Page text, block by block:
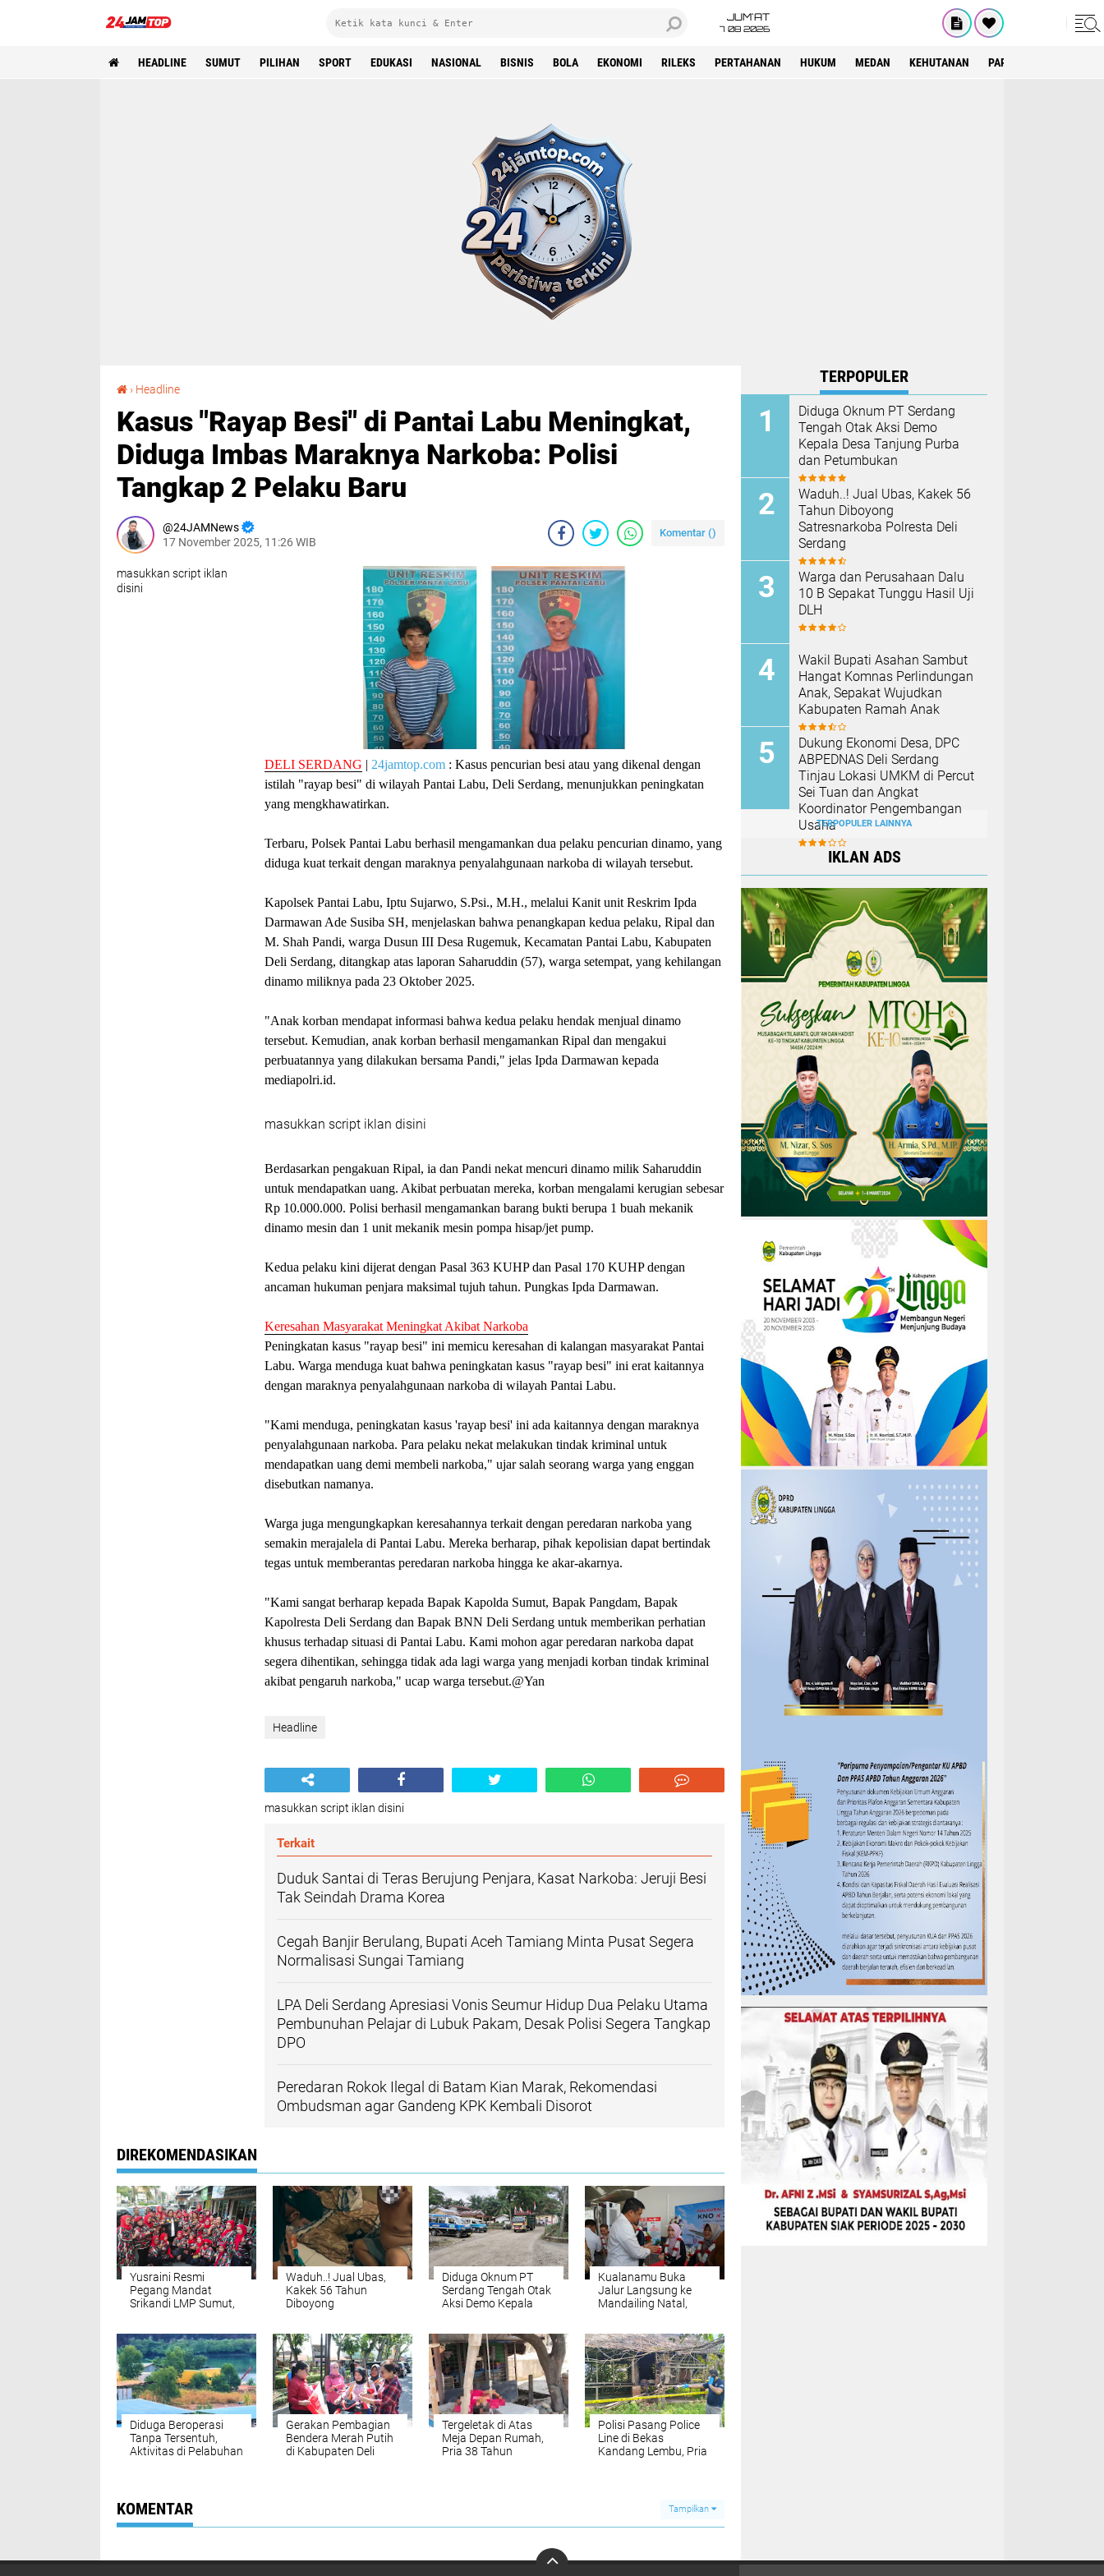
JUM'AT
7 08 2026
HEADLINE SUMUT PILIHAN SPORT EDUKASI NASIONAL BISNIS BOLA EKONOMI RILEKS PERTAHANAN HUKUM MEDAN KEHUTANAN PARIWISATA
› Headline
Kasus "Rayap Besi" di Pantai Labu Meningkat,
Diduga Imbas Maraknya Narkoba: Polisi
Tangkap 2 Pelaku Baru
24JAMNews
17 November 2025, 11:26 WIB
Komentar ()
masukkan script iklan
disini
DELI SERDANG | 24jamtop.com : Kasus pencurian besi atau yang dikenal dengan
istilah "rayap besi" di wilayah Pantai Labu, Deli Serdang, menunjukkan peningkatan
yang mengkhawatirkan.
Terbaru, Polsek Pantai Labu berhasil mengamankan dua pelaku pencurian dinamo, yang
diduga kuat terkait dengan maraknya penyalahgunaan narkoba di wilayah tersebut.
Kapolsek Pantai Labu, Iptu Sujarwo, S.Psi., M.H., melalui Kanit unit Reskrim Ipda
Darmawan Ade Susiba SH, menjelaskan bahwa penangkapan kedua pelaku, Ripal dan
M. Shah Pandi, warga Dusun III Desa Rugemuk, Kecamatan Pantai Labu, Kabupaten
Deli Serdang, ditangkap atas laporan Saharuddin (57), warga setempat, yang kehilangan
dinamo miliknya pada 23 Oktober 2025.
"Anak korban mendapat informasi bahwa kedua pelaku hendak menjual dinamo
tersebut. Kemudian, anak korban berhasil mengamankan Ripal dan mengakui
perbuatannya yang dilakukan bersama Pandi," jelas Ipda Darmawan kepada
mediapolri.id.
masukkan script iklan disini
Berdasarkan pengakuan Ripal, ia dan Pandi nekat mencuri dinamo milik Saharuddin
untuk mendapatkan uang. Akibat perbuatan mereka, korban mengalami kerugian sebesar
Rp 10.000.000. Polisi berhasil mengamankan barang bukti berupa 1 buah mekanik
dinamo mesin dan 1 unit mekanik mesin pompa hisap/jet pump.
Kedua pelaku kini dijerat dengan Pasal 363 KUHP dan Pasal 170 KUHP dengan
ancaman hukuman penjara maksimal tujuh tahun. Pungkas Ipda Darmawan.
Keresahan Masyarakat Meningkat Akibat Narkoba
Peningkatan kasus "rayap besi" ini memicu keresahan di kalangan masyarakat Pantai
Labu. Warga menduga kuat bahwa peningkatan kasus "rayap besi" ini erat kaitannya
dengan maraknya penyalahgunaan narkoba di wilayah Pantai Labu.
"Kami menduga, peningkatan kasus 'rayap besi' ini ada kaitannya dengan maraknya
penyalahgunaan narkoba. Para pelaku nekat melakukan tindak kriminal untuk
mendapatkan uang demi membeli narkoba," ujar salah seorang warga yang enggan
disebutkan namanya.
Warga juga mengungkapkan keresahannya terkait dengan peredaran narkoba yang
semakin merajalela di Pantai Labu. Mereka berharap, pihak kepolisian dapat bertindak
tegas untuk memberantas peredaran narkoba hingga ke akar-akarnya.
"Kami sangat berharap kepada Bapak Kapolda Sumut, Bapak Pangdam, Bapak
Kapolresta Deli Serdang dan Bapak BNN Deli Serdang untuk memberikan perhatian
khusus terhadap situasi di Pantai Labu. Kami mohon agar peredaran narkoba dapat
segera dihentikan, sehingga tidak ada lagi warga yang menjadi korban tindak kriminal
akibat pengaruh narkoba," ucap warga tersebut.@Yan
Headline
masukkan script iklan disini
Terkait
Duduk Santai di Teras Berujung Penjara, Kasat Narkoba: Jeruji Besi
Tak Seindah Drama Korea
Cegah Banjir Berulang, Bupati Aceh Tamiang Minta Pusat Segera
Normalisasi Sungai Tamiang
LPA Deli Serdang Apresiasi Vonis Seumur Hidup Dua Pelaku Utama
Pembunuhan Pelajar di Lubuk Pakam, Desak Polisi Segera Tangkap
DPO
Peredaran Rokok Ilegal di Batam Kian Marak, Rekomendasi
Ombudsman agar Gandeng KPK Kembali Disorot
DIREKOMENDASIKAN
Yusraini Resmi
Pegang Mandat
Srikandi LMP Sumut,
Semua
Waduh..! Jual Ubas,
Kakek 56 Tahun
Diboyong
Diduga Oknum PT
Serdang Tengah Otak
Aksi Demo Kepala
Kualanamu Buka
Jalur Langsung ke
Mandailing Natal,
Ekonomi Sumut
Diduga Beroperasi
Tanpa Tersentuh,
Aktivitas di Pelabuhan
Dipertanyakan
Gerakan Pembagian
Bendera Merah Putih
di Kabupaten Deli
Tergeletak di Atas
Meja Depan Rumah,
Pria 38 Tahun
Polisi Pasang Police
Line di Bekas
Kandang Lembu, Pria
KOMENTAR Tampilkan
TERPOPULER
Diduga Oknum PT Serdang
Tengah Otak Aksi Demo
Kepala Desa Tanjung Purba
dan Petumbukan
Waduh..! Jual Ubas, Kakek 56
Tahun Diboyong
Satresnarkoba Polresta Deli
Serdang
Warga dan Perusahaan Dalu
10 B Sepakat Tunggu Hasil Uji
DLH
Wakil Bupati Asahan Sambut
Hangat Komnas Perlindungan
Anak, Sepakat Wujudkan
Kabupaten Ramah Anak
Dukung Ekonomi Desa, DPC
ABPEDNAS Deli Serdang
Tinjau Lokasi UMKM di Percut
Sei Tuan dan Angkat
Koordinator Pengembangan
UsahaTERPOPULER LAINNYA
IKLAN ADS